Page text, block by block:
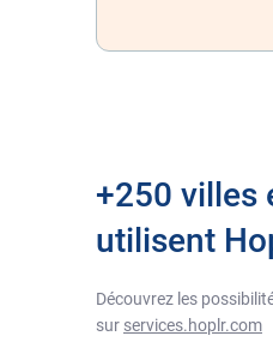
+250 villes
utilisent
Découvrez les
sur services.hoplr.com